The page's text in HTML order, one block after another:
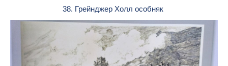
38. Грейнджер Холл особняк